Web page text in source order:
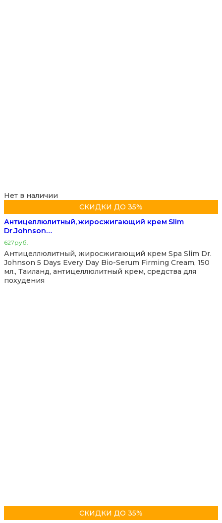
Нет в наличии
СКИДКИ ДО 35%
Антицеллюлитный, жиросжигающий крем Slim
Dr.Johnson…
627руб.
Антицеллюлитный, жиросжигающий крем Spa Slim Dr.
Johnson 5 Days Every Day Bio-Serum Firming Cream, 150
мл., Таиланд, антицеллюлитный крем, средства для
похудения
СКИДКИ ДО 35%